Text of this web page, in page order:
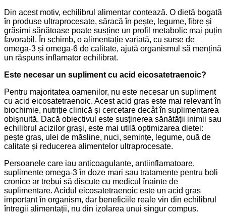
Din acest motiv, echilibrul alimentar contează. O dietă bogată
în produse ultraprocesate, săracă în pește, legume, fibre și
grăsimi sănătoase poate susține un profil metabolic mai puțin
favorabil. În schimb, o alimentație variată, cu surse de
omega-3 și omega-6 de calitate, ajută organismul să mențină
un răspuns inflamator echilibrat.
Este necesar un supliment cu acid eicosatetraenoic?
Pentru majoritatea oamenilor, nu este necesar un supliment
cu acid eicosatetraenoic. Acest acid gras este mai relevant în
biochimie, nutriție clinică și cercetare decât în suplimentarea
obișnuită. Dacă obiectivul este susținerea sănătății inimii sau
echilibrul acizilor grași, este mai utilă optimizarea dietei:
pește gras, ulei de măsline, nuci, semințe, legume, ouă de
calitate și reducerea alimentelor ultraprocesate.
Persoanele care iau anticoagulante, antiinflamatoare,
suplimente omega-3 în doze mari sau tratamente pentru boli
cronice ar trebui să discute cu medicul înainte de
suplimentare. Acidul eicosatetraenoic este un acid gras
important în organism, dar beneficiile reale vin din echilibrul
întregii alimentații, nu din izolarea unui singur compus.